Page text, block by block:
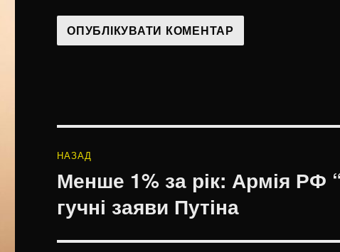
записів
НАЗАД
Попередній
Менше 1% за рік: Армія РФ
гучні заяви Путіна